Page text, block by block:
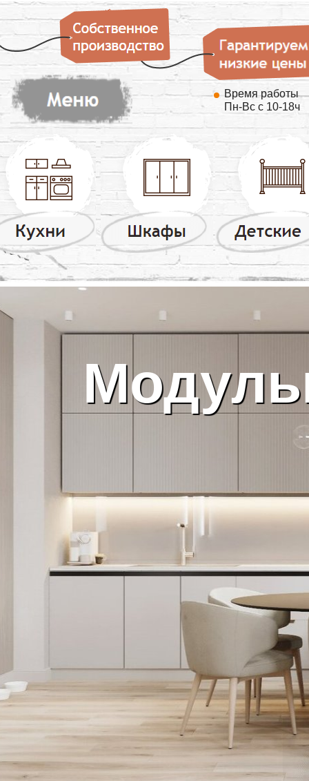
Время работы
Пн-Вс с 10-18ч